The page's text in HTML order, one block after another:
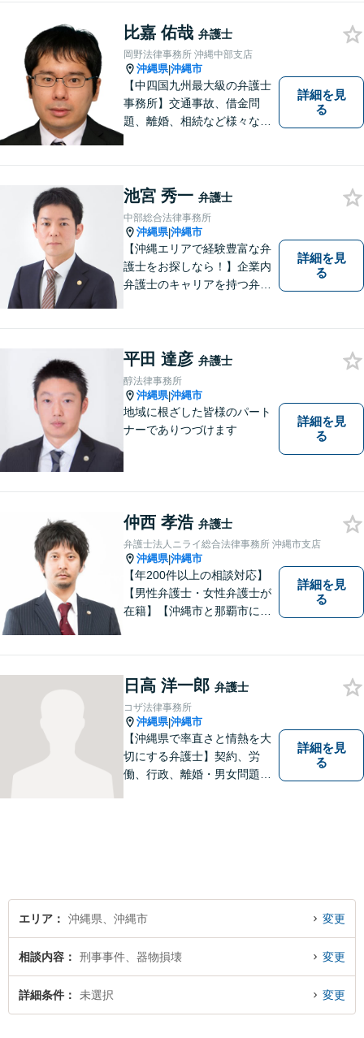
代理人として全力でサポート
します【分割払い可】【休日
夜間対応】【駐車場あり】
比嘉 佑哉 弁護士
岡野法律事務所 沖縄中部支店
沖縄県|沖縄市
【中四国九州最大級の弁護士
事務所】交通事故、借金問
題、離婚、相続など様々な問
い！
詳細を見
る
池宮 秀一 弁護士
中部総合法律事務所
沖縄県|沖縄市
【沖縄エリアで経験豊富な弁
護士をお探しなら！】企業内
弁護士のキャリアを持つ弁護
ります。スピード感を持っ
て、かつ丁寧な対応を心がけ
ていますので、ぜひ気兼ねな
くご相談ください。
詳細を見
る
平田 達彦 弁護士
醇法律事務所
沖縄県|沖縄市
地域に根ざした皆様のパート
ナーでありつづけます
詳細を見
る
仲西 孝浩 弁護士
弁護士法人ニライ総合法律事務所 沖縄市支店
沖縄県|沖縄市
【年200件以上の相談対応】
【男性弁護士・女性弁護士が
在籍】【沖縄市と那覇市に事
す。「沖縄ならではの習慣」
を熟知した弁護士が多数在
籍。
詳細を見
る
日高 洋一郎 弁護士
コザ法律事務所
沖縄県|沖縄市
【沖縄県で率直さと情熱を大
切にする弁護士】契約、労
働、行政、離婚・男女問題、
詳細を見
る
エリア 沖縄県、沖縄市 変更
相談内容 刑事事件、器物損壊 変更
詳細条件 未選択 変更